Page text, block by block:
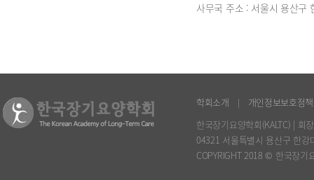
사무국 주소 : 서울시 용산구
학회소개 |
개인정보보호정책
한국장기요양학회(KALTC) | 회
04321 서울특별시 용산구 한
COPYRIGHT 2018 © 한국장기